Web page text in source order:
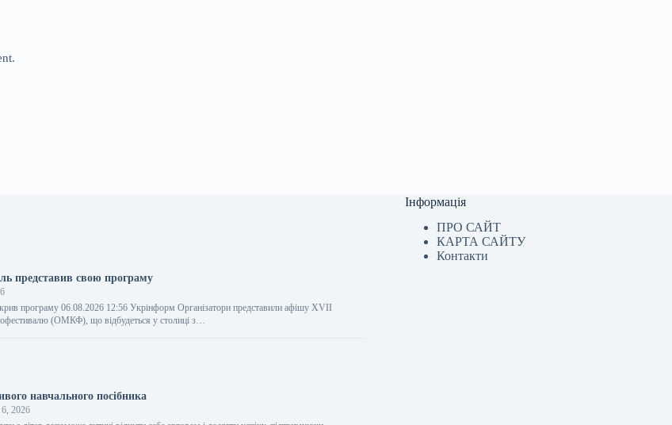
представив свою програму
програму 06.08.2026 12:56 Укрінформ Організатори представили афішу XVII
(ОМКФ), що відбудеться у столиці з…
навчального посібника
2026
Інформація
ПРО САЙТ
КАРТА САЙТУ
Контакти